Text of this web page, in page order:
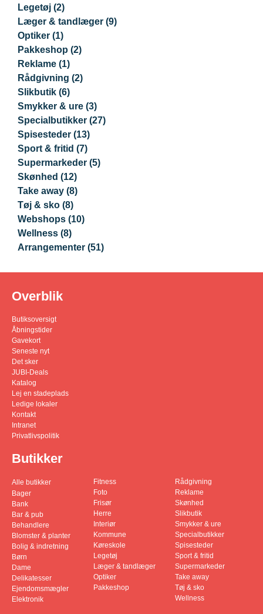
Legetøj (2)
Læger & tandlæger (9)
Optiker (1)
Pakkeshop (2)
Reklame (1)
Rådgivning (2)
Slikbutik (6)
Smykker & ure (3)
Specialbutikker (27)
Spisesteder (13)
Sport & fritid (7)
Supermarkeder (5)
Skønhed (12)
Take away (8)
Tøj & sko (8)
Webshops (10)
Wellness (8)
Arrangementer (51)
Overblik
Butiksoversigt
Åbningstider
Gavekort
Seneste nyt
Det sker
JUBI-Deals
Katalog
Lej en stadeplads
Ledige lokaler
Kontakt
Intranet
Privatlivspolitik
Butikker
Alle butikker
Bager
Bank
Bar & pub
Behandlere
Blomster & planter
Bolig & indretning
Børn
Dame
Delikatesser
Ejendomsmægler
Elektronik
Fitness
Foto
Frisør
Herre
Interiør
Kommune
Køreskole
Legetøj
Læger & tandlæger
Optiker
Pakkeshop
Rådgivning
Reklame
Skønhed
Slikbutik
Smykker & ure
Specialbutikker
Spisesteder
Sport & fritid
Supermarkeder
Take away
Tøj & sko
Wellness